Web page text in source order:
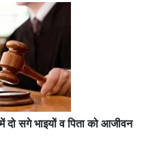
दो सगे भाइयों व पिता को आजीवन